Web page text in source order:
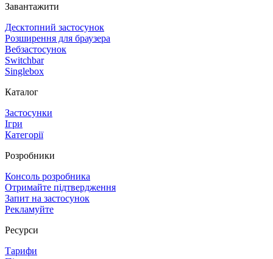
Завантажити
Десктопний застосунок
Розширення для браузера
Вебзастосунок
Switchbar
Singlebox
Каталог
Застосунки
Ігри
Категорії
Розробники
Консоль розробника
Отримайте підтвердження
Запит на застосунок
Рекламуйте
Ресурси
Тарифи